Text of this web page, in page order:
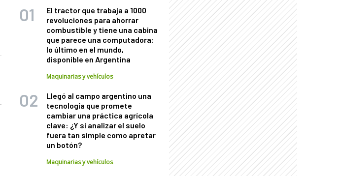
El tractor que trabaja a 1000
revoluciones para ahorrar
combustible y tiene una cabina
que parece una computadora:
lo último en el mundo,
disponible en Argentina
Maquinarias y vehículos
Llegó al campo argentino una
tecnología que promete
cambiar una práctica agrícola
clave: ¿Y si analizar el suelo
fuera tan simple como apretar
un botón?
Maquinarias y vehículos